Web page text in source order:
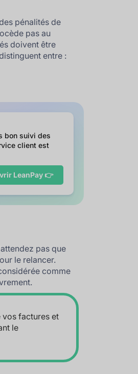
pénalités de
pas au
doivent être
entre :
bon suivi des
client est
LeanPay 👉
pas que
le relancer.
comme
vos factures et
le